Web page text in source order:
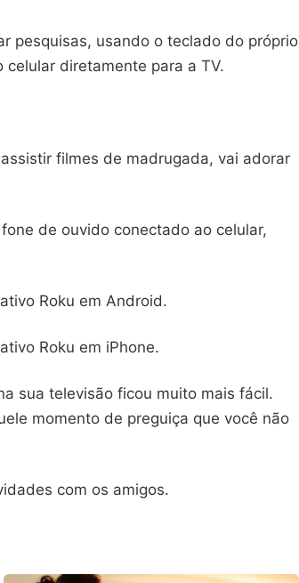
pesquisas, usando o teclado do próprio
diretamente para a TV.
filmes de madrugada, vai adorar
de ouvido conectado ao celular,
Roku em Android.
Roku em iPhone.
sua televisão ficou muito mais fácil.
momento de preguiça que você não
com os amigos.